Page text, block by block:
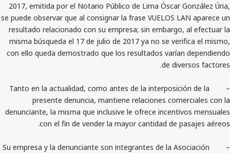
2017, emitida por el Notario Público de Lima Óscar
se puede observar que al consignar la frase VUELOS
resultado relacionado con su empresa; sin
misma búsqueda el 17 de julio de 2017 ya no se
con ello queda demostrado que los resultados
de
– Tanto en la actualidad, como antes de la
presente denuncia, mantiene relaciones
denunciante, la misma que inclusive le ofrece
con el fin de vender la mayor cantidad de
– Su empresa y la denunciante son integrantes de la